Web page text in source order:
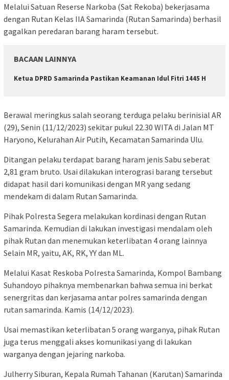
Melalui Satuan Reserse Narkoba (Sat Rekoba) bekerjasama
dengan Rutan Kelas IIA Samarinda (Rutan Samarinda) berhasil
gagalkan peredaran barang haram tersebut.
BACAAN LAINNYA
Ketua DPRD Samarinda Pastikan Keamanan Idul Fitri 1445 H
Berawal meringkus salah seorang terduga pelaku berinisial AR
(29), Senin (11/12/2023) sekitar pukul 22.30 WITA di Jalan MT
Haryono, Kelurahan Air Putih, Kecamatan Samarinda Ulu.
Ditangan pelaku terdapat barang haram jenis Sabu seberat
2,81 gram bruto. Usai dilakukan interograsi barang tersebut
didapat hasil dari komunikasi dengan MR yang sedang
mendekam di dalam Rutan Samarinda.
Pihak Polresta Segera melakukan kordinasi dengan Rutan
Samarinda. Kemudian di lakukan investigasi mendalam oleh
pihak Rutan dan menemukan keterlibatan 4 orang lainnya
Selain MR, yaitu, AK, RK, YY dan ML.
Melalui Kasat Reskoba Polresta Samarinda, Kompol Bambang
Suhandoyo pihaknya membenarkan bahwa semua ini berkat
senergritas dan kerjasama antar polres samarinda dengan
rutan samarinda. Kamis (14/12/2023).
Usai memastikan keterlibatan 5 orang warganya, pihak Rutan
juga terus menggali akses komunikasi yang di lakukan
warganya dengan jejaring narkoba.
Julherry Siburan, Kepala Rumah Tahanan (Karutan) Samarinda